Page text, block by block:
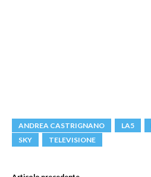
ANDREA CASTRIGNANO LA5
SKY
TELEVISIONE